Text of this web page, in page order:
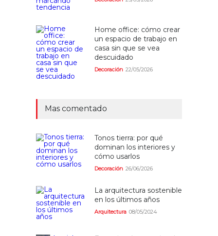
Home office: cómo crear
un espacio de trabajo en
casa sin que se vea
descuidado
Decoración 22/05/2026
Mas comentado
Tonos tierra: por qué
dominan los interiores y
cómo usarlos
Decoración 26/06/2026
La arquitectura sostenible
en los últimos años
Arquitectura 08/05/2024